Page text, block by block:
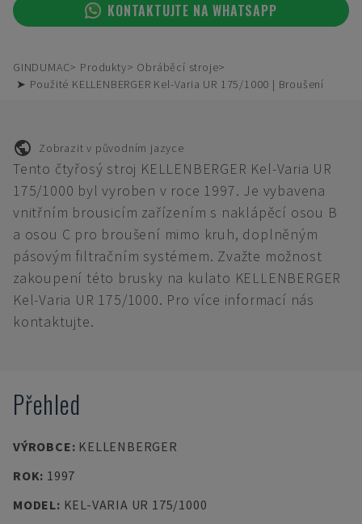
KONTAKTUJTE NA WHATSAPP
GINDUMAC Produkty
Obráběcí stroje
➤ Použité KELLENBERGER Kel-Varia UR 175/1000 | Broušení
Zobrazit v původním jazyce
Tento čtyřosý stroj KELLENBERGER Kel-Varia UR
175/1000 byl vyroben v roce 1997. Je vybavena
vnitřním brousicím zařízením s naklápěcí osou B
a osou C pro broušení mimo kruh, doplněným
pásovým filtračním systémem. Zvažte možnost
zakoupení této brusky na kulato KELLENBERGER
Kel-Varia UR 175/1000. Pro více informací nás
kontaktujte.
Přehled
VÝROBCE: KELLENBERGER
ROK: 1997
MODEL: KEL-VARIA UR 175/1000